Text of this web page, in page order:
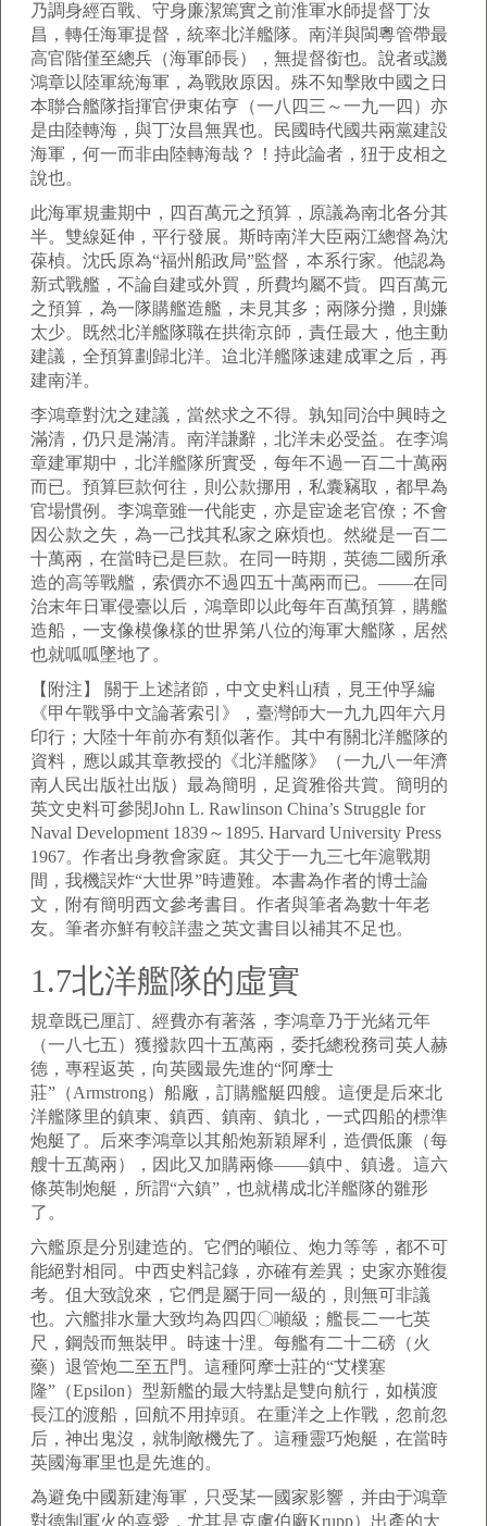
乃調身經百戰、守身廉潔篤實之前淮軍水師提督丁汝
昌，轉任海軍提督，統率北洋艦隊。南洋與閩粵管帶最
高官階僅至總兵（海軍師長），無提督銜也。說者或譏
鴻章以陸軍統海軍，為戰敗原因。殊不知擊敗中國之日
本聯合艦隊指揮官伊東佑亨（一八四三～一九一四）亦
是由陸轉海，與丁汝昌無異也。民國時代國共兩黨建設
海軍，何一而非由陸轉海哉？！持此論者，狃于皮相之
說也。
此海軍規畫期中，四百萬元之預算，原議為南北各分其
半。雙線延伸，平行發展。斯時南洋大臣兩江總督為沈
葆楨。沈氏原為“福州船政局”監督，本系行家。他認為
新式戰艦，不論自建或外買，所費均屬不貲。四百萬元
之預算，為一隊購艦造艦，未見其多；兩隊分攤，則嫌
太少。既然北洋艦隊職在拱衛京師，責任最大，他主動
建議，全預算劃歸北洋。迨北洋艦隊速建成軍之后，再
建南洋。
李鴻章對沈之建議，當然求之不得。孰知同治中興時之
滿清，仍只是滿清。南洋謙辭，北洋未必受益。在李鴻
章建軍期中，北洋艦隊所實受，每年不過一百二十萬兩
而已。預算巨款何往，則公款挪用，私囊竊取，都早為
官場慣例。李鴻章雖一代能吏，亦是宦途老官僚；不會
因公款之失，為一己找其私家之麻煩也。然縱是一百二
十萬兩，在當時已是巨款。在同一時期，英德二國所承
造的高等戰艦，索價亦不過四五十萬兩而已。——在同
治末年日軍侵臺以后，鴻章即以此每年百萬預算，購艦
造船，一支像模像樣的世界第八位的海軍大艦隊，居然
也就呱呱墜地了。
【附注】 關于上述諸節，中文史料山積，見王仲孚編
《甲午戰爭中文論著索引》，臺灣師大一九九四年六月
印行；大陸十年前亦有類似著作。其中有關北洋艦隊的
資料，應以戚其章教授的《北洋艦隊》（一九八一年濟
南人民出版社出版）最為簡明，足資雅俗共賞。簡明的
英文史料可參閱John L. Rawlinson China’s Struggle for
Naval Development 1839～1895. Harvard University Press
1967。作者出身教會家庭。其父于一九三七年滬戰期
間，我機誤炸“大世界”時遭難。本書為作者的博士論
文，附有簡明西文參考書目。作者與筆者為數十年老
友。筆者亦鮮有較詳盡之英文書目以補其不足也。
1.7北洋艦隊的虛實
規章既已厘訂、經費亦有著落，李鴻章乃于光緒元年
（一八七五）獲撥款四十五萬兩，委托總稅務司英人赫
德，專程返英，向英國最先進的“阿摩士
莊”（Armstrong）船廠，訂購艦艇四艘。這便是后來北
洋艦隊里的鎮東、鎮西、鎮南、鎮北，一式四船的標準
炮艇了。后來李鴻章以其船炮新穎犀利，造價低廉（每
艘十五萬兩），因此又加購兩條——鎮中、鎮邊。這六
條英制炮艇，所謂“六鎮”，也就構成北洋艦隊的雛形
了。
六艦原是分別建造的。它們的噸位、炮力等等，都不可
能絕對相同。中西史料記錄，亦確有差異；史家亦難復
考。伹大致說來，它們是屬于同一級的，則無可非議
也。六艦排水量大致均為四四〇噸級；艦長二一七英
尺，鋼殼而無裝甲。時速十浬。每艦有二十二磅（火
藥）退管炮二至五門。這種阿摩士莊的“艾樸塞
隆”（Epsilon）型新艦的最大特點是雙向航行，如橫渡
長江的渡船，回航不用掉頭。在重洋之上作戰，忽前忽
后，神出鬼沒，就制敵機先了。這種靈巧炮艇，在當時
英國海軍里也是先進的。
為避免中國新建海軍，只受某一國家影響，并由于鴻章
對德制軍火的喜愛，尤其是克虜伯廠Krupp）出產的大